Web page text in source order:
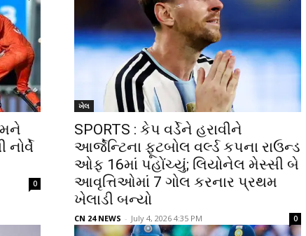
0
ખેલ
SPORTS : કેપ વર્ડેને હરાવીને
આર્જેન્ટિના ફૂટબોલ વર્લ્ડ કપના રાઉન્ડ
ઓફ 16માં પહોંચ્યું; લિયોનેલ મેસ્સી બે
આવૃત્તિઓમાં 7 ગોલ કરનાર પ્રથમ
ખેલાડી બન્યો
CN 24 NEWS - July 4, 2026 4:35 PM 0